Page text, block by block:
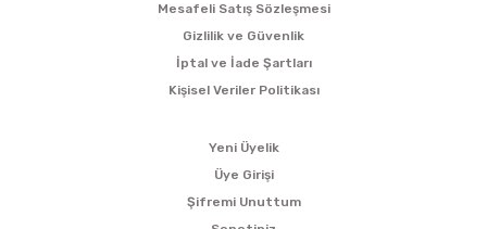
Mesafeli Satış Sözleşmesi
Gizlilik ve Güvenlik
İptal ve İade Şartları
Kişisel Veriler Politikası
Yeni Üyelik
Üye Girişi
Şifremi Unuttum